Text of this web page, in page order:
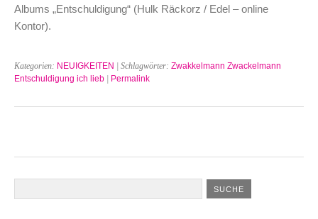
Albums „Entschuldigung“ (Hulk Räckorz / Edel – online
Kontor).
Kategorien: NEUIGKEITEN | Schlagwörter: Zwakkelmann Zwackelmann
Entschuldigung ich lieb
Permalink